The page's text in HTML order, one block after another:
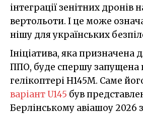
інтеграції зенітних дронів
вертольоти. І це може
нішу для українських
Ініціатива, яка призначена
ППО, буде спершу запущена
гелікоптері H145M. Саме
варіант U145 був
Берлінському авіашоу 2026